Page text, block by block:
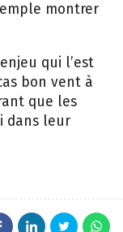
montrer
qui l’est
bon vent à
que les
dans leur